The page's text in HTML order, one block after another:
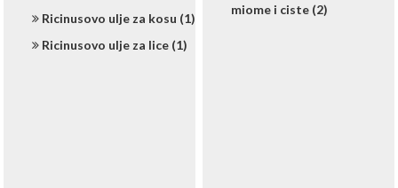
Ricinusovo ulje za kosu (1)
Ricinusovo ulje za lice (1)
miome i ciste (2)